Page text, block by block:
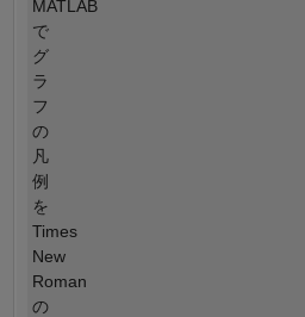
MATLAB
で
グ
ラ
フ
の
凡
例
を
Times
New
Roman
の